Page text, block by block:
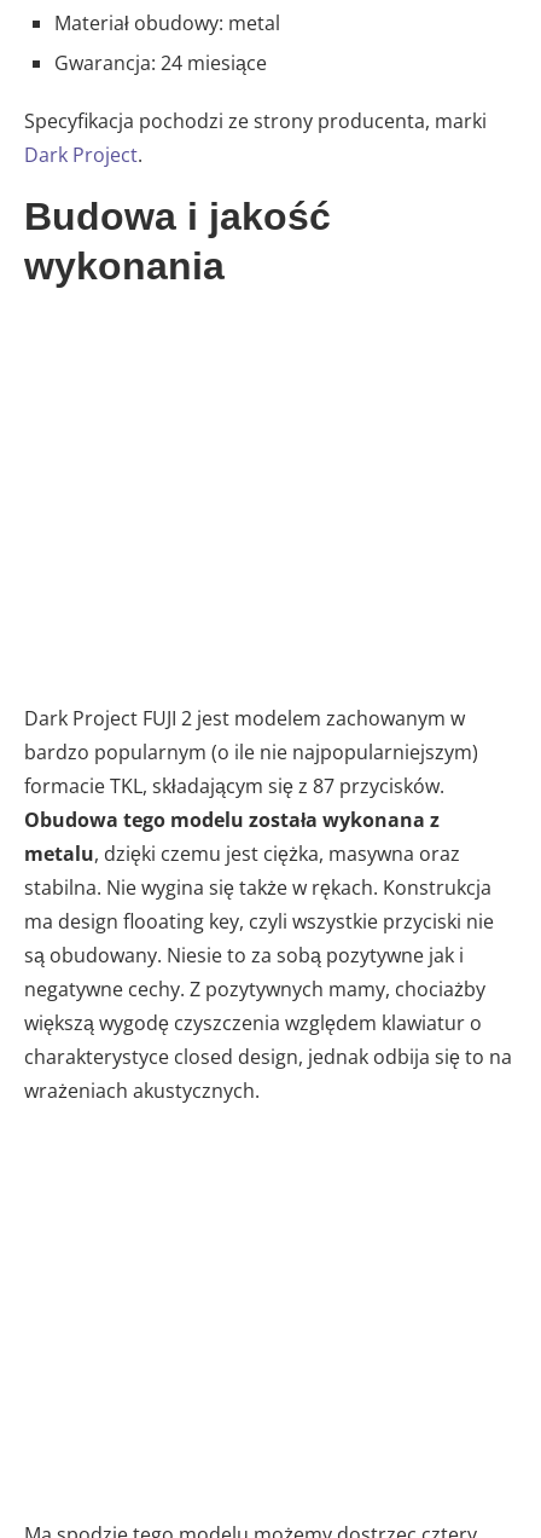
Materiał obudowy: metal
Gwarancja: 24 miesiące
Specyfikacja pochodzi ze strony producenta, marki
Dark Project.
Budowa i jakość
wykonania
Dark Project FUJI 2 jest modelem zachowanym w
bardzo popularnym (o ile nie najpopularniejszym)
formacie TKL, składającym się z 87 przycisków.
Obudowa tego modelu została wykonana z
metalu, dzięki czemu jest ciężka, masywna oraz
stabilna. Nie wygina się także w rękach. Konstrukcja
ma design flooating key, czyli wszystkie przyciski nie
są obudowany. Niesie to za sobą pozytywne jak i
negatywne cechy. Z pozytywnych mamy, chociażby
większą wygodę czyszczenia względem klawiatur o
charakterystyce closed design, jednak odbija się to na
wrażeniach akustycznych.